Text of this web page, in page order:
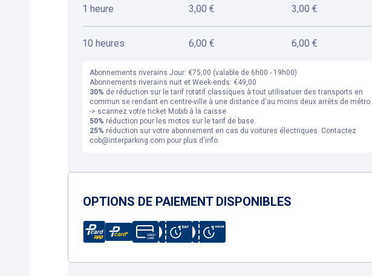
1 heure 3,00 € 3,00 €
10 heures 6,00 € 6,00 €
Abonnements riverains Jour: €75,00 (valable de 6h00 - 19h00)
Abonnements riverains nuit et Week-ends: €49,00
30% de réduction sur le tarif rotatif classiques à tout utilisatuer des transports en
commun se rendant en centre-ville à une distance d'au moins deux arrêts de métro.
-> scannez votre ticket Mobib à la caisse
50% réduction pour les motos sur le tarif de base.
25% réduction sur votre abonnement en cas du voitures électriques. Contactez
cob@interparking.com pour plus d'info.
OPTIONS DE PAIEMENT DISPONIBLES